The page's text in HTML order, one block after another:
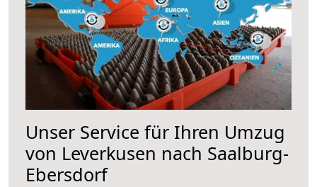
Unser Service für Ihren Umzug
von Leverkusen nach Saalburg-
Ebersdorf